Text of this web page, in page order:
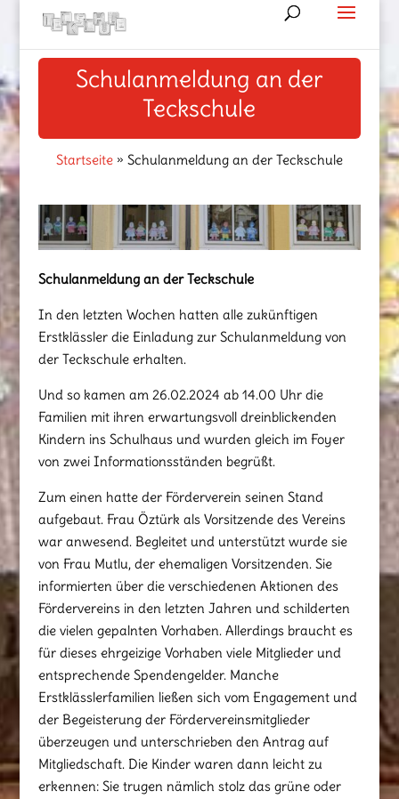
Schulanmeldung an der
Teckschule
Startseite» Schulanmeldung an der Teckschule
Schulanmeldung an der Teckschule
In den letzten Wochen hatten alle zukünftigen
Erstklässler die Einladung zur Schulanmeldung von
der Teckschule erhalten.
Und so kamen am 26.02.2024 ab 14.00 Uhr die
Familien mit ihren erwartungsvoll dreinblickenden
Kindern ins Schulhaus und wurden gleich im Foyer
von zwei Informationsständen begrüßt.
Zum einen hatte der Förderverein seinen Stand
aufgebaut. Frau Öztürk als Vorsitzende des Vereins
war anwesend. Begleitet und unterstützt wurde sie
von Frau Mutlu, der ehemaligen Vorsitzenden. Sie
informierten über die verschiedenen Aktionen des
Fördervereins in den letzten Jahren und schilderten
die vielen gepalnten Vorhaben. Allerdings braucht es
für dieses ehrgeizige Vorhaben viele Mitglieder und
entsprechende Spendengelder. Manche
Erstklässlerfamilien ließen sich vom Engagement und
der Begeisterung der Fördervereinsmitglieder
überzeugen und unterschrieben den Antrag auf
Mitgliedschaft. Die Kinder waren dann leicht zu
erkennen: Sie trugen nämlich stolz das grüne oder